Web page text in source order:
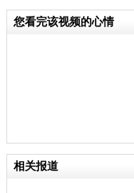
您看完该视频的心情
相关报道